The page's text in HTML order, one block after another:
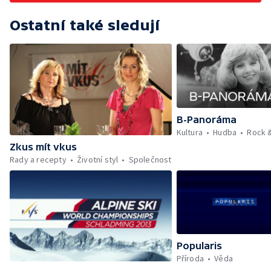
Ostatní také sledují
Zkus mít vkus
Rady a recepty
Životní styl Společnost
B-Panoráma
Kultura
Hudba Rock
Popularis
Příroda
Věda